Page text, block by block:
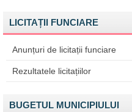
LICITAȚII FUNCIARE
Anunțuri de licitații funciare
Rezultatele licitațiilor
BUGETUL MUNICIPIULUI